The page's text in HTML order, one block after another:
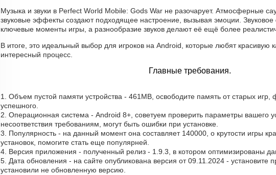
Музыка и звуки в Perfect World Mobile: Gods War не разочарует. Атмосферные
звуковые эффекты создают подходящее настроение, вызывая эмоции.
ключевые моменты игры, а разнообразие звуков делают её ещё более
В итоге, это идеальный выбор для игроков на Android, которые любят красивую
интересный процесс.
Главные требования.
1. Объем пустой памяти устройства - 461MB, освободите память от старых
успешного.
2. Операционная система - Android 8+, советуем проверить параметры вашего
несоответствия требованиям, могут быть ошибки при установке.
3. Популярность - на данный момент она составляет 140000, о крутости игры
установок, помогите стать еще популярней.
4. Версия приложения - полученный релиз - 1.9.3, в котором оптимизированы
5. Дата обновления - на сайте опубликована версия от 09.11.2024 - установите
установили не обновленную версию.